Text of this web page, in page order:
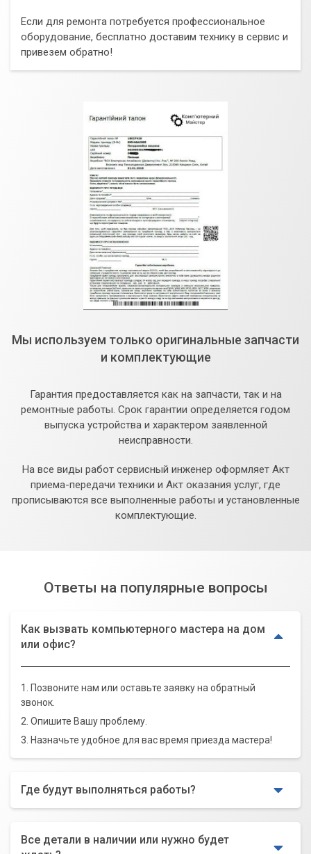
Если для ремонта потребуется профессиональное
оборудование, бесплатно доставим технику в сервис и
привезем обратно!
Мы используем только оригинальные запчасти
и комплектующие
Гарантия предоставляется как на запчасти, так и на
ремонтные работы. Срок гарантии определяется годом
выпуска устройства и характером заявленной
неисправности.
На все виды работ сервисный инженер оформляет Акт
приема-передачи техники и Акт оказания услуг, где
прописываются все выполненные работы и установленные
комплектующие.
Ответы на популярные вопросы
Как вызвать компьютерного мастера на дом
или офис?
1. Позвоните нам или оставьте заявку на обратный
звонок.
2. Опишите Вашу проблему.
3. Назначьте удобное для вас время приезда мастера!
Где будут выполняться работы?
Все детали в наличии или нужно будет